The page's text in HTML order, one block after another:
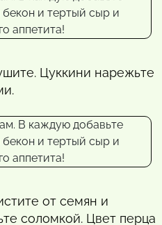
Цуккини нарежьте
от семян и
соломкой. Цвет перца